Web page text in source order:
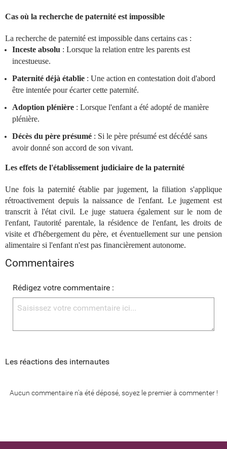
Cas où la recherche de paternité est impossible
La recherche de paternité est impossible dans certains cas :
Inceste absolu : Lorsque la relation entre les parents est
incestueuse.
Paternité déjà établie : Une action en contestation doit d'abord
être intentée pour écarter cette paternité.
Adoption plénière : Lorsque l'enfant a été adopté de manière
plénière.
Décès du père présumé : Si le père présumé est décédé sans
avoir donné son accord de son vivant.
Les effets de l'établissement judiciaire de la paternité
Une fois la paternité établie par jugement, la filiation s'applique
rétroactivement depuis la naissance de l'enfant. Le jugement est
transcrit à l'état civil. Le juge statuera également sur le nom de
l'enfant, l'autorité parentale, la résidence de l'enfant, les droits de
visite et d'hébergement du père, et éventuellement sur une pension
alimentaire si l'enfant n'est pas financièrement autonome.
Commentaires
Rédigez votre commentaire :
Les réactions des internautes
Aucun commentaire n'a été déposé, soyez le premier à commenter !